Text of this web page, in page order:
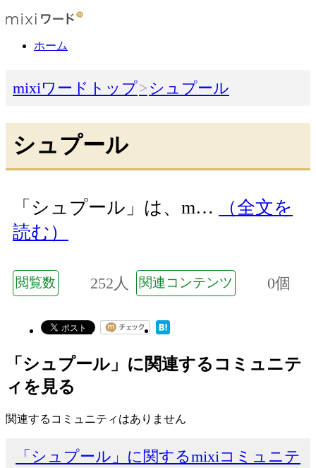
ホーム
mixiワードトップ シュプール
シュプール
「シュプール」は、m…
（全文を
読む）
閲覧数 252人 関連コンテンツ 0個
「シュプール」に関連するコミュニテ
ィを見る
関連するコミュニティはありません
「シュプール」に関するmixiコミュニテ